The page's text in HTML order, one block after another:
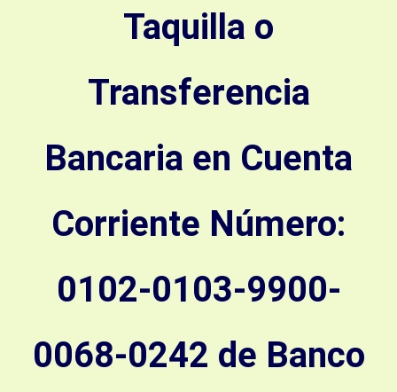
Taquilla o
Transferencia
Bancaria en Cuenta
Corriente Número:
0102-0103-9900-
0068-0242 de Banco